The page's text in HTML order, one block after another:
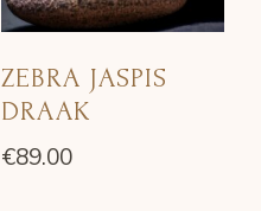
ZEBRA JASPIS
DRAAK
€89.00